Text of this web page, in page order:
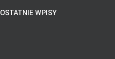
OSTATNIE WPISY